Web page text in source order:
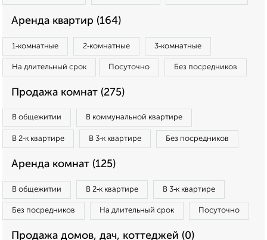
Аренда квартир (164)
1‑комнатные 2‑комнатные 3‑комнатные
На длительный срок Посуточно Без посредников
Продажа комнат (275)
В общежитии В коммунальной квартире
В 2‑к квартире В 3‑к квартире Без посредников
Аренда комнат (125)
В общежитии В 2‑к квартире В 3‑к квартире
Без посредников На длительный срок Посуточно
Продажа домов, дач, коттеджей (0)